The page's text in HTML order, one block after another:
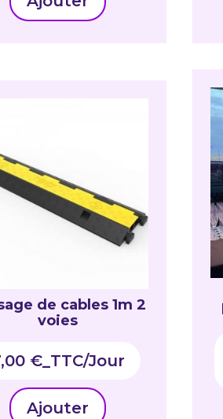
de cables 1m 2
voies
€_TTC
Ajouter